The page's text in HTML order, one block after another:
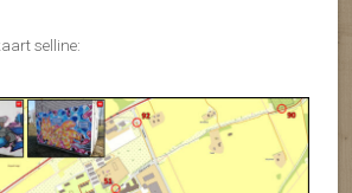
selline: